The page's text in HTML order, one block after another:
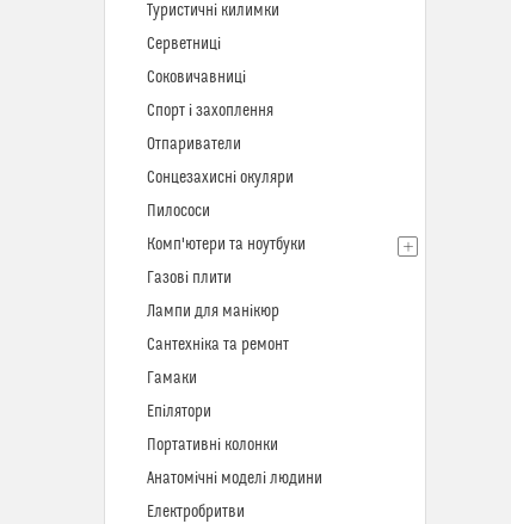
Туристичні килимки
Серветниці
Соковичавниці
Спорт і захоплення
Отпариватели
Сонцезахисні окуляри
Пилососи
Комп'ютери та ноутбуки
Газові плити
Лампи для манікюр
Сантехніка та ремонт
Гамаки
Епілятори
Портативні колонки
Анатомічні моделі людини
Електробритви